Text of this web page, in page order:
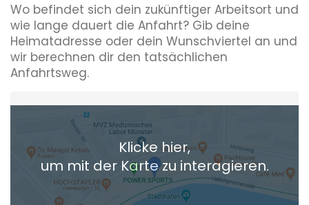
Wo befindet sich dein zukünftiger Arbeitsort und
wie lange dauert die Anfahrt? Gib deine
Heimatadresse oder dein Wunschviertel an und
wir berechnen dir den tatsächlichen
Anfahrtsweg.
Heimatadresse oder Wunschort
+ Aktuellen Standort hinzufügen
Die berechneten Anreisezeiten basieren auf den
Klicke hier,
um mit der Karte zu interagieren.